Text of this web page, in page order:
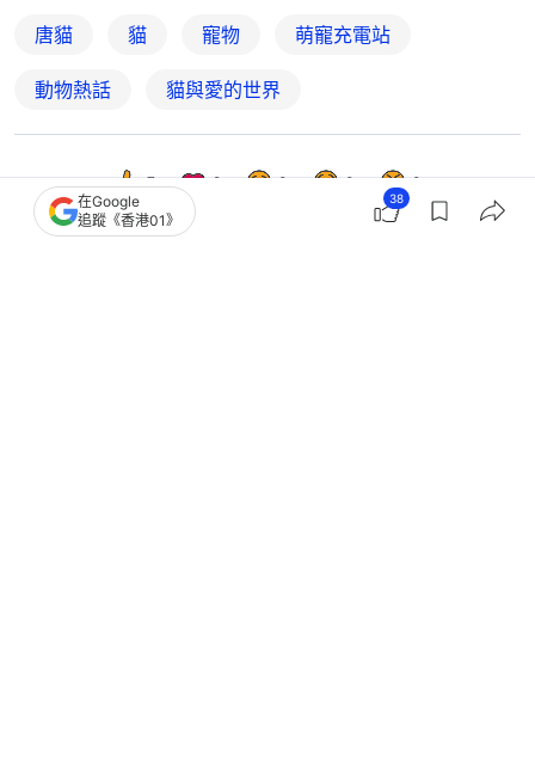
唐貓 貓 寵物 萌寵充電站
動物熱話 貓與愛的世界
7 2 0 0 0
在Google
追蹤《香港01》
38